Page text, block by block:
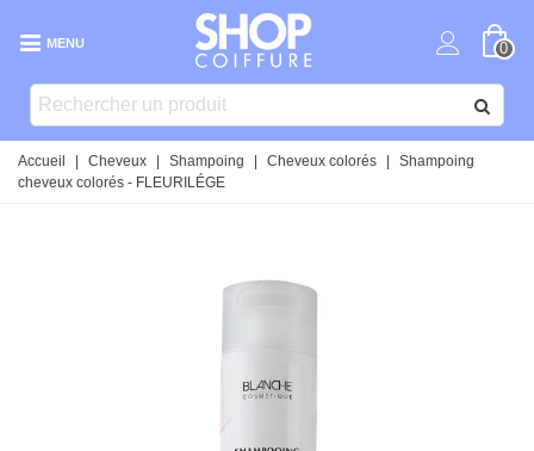
MENU 0
Accueil Cheveux Shampoing Cheveux colorés
Shampoing
cheveux colorés - FLEURILÉGE